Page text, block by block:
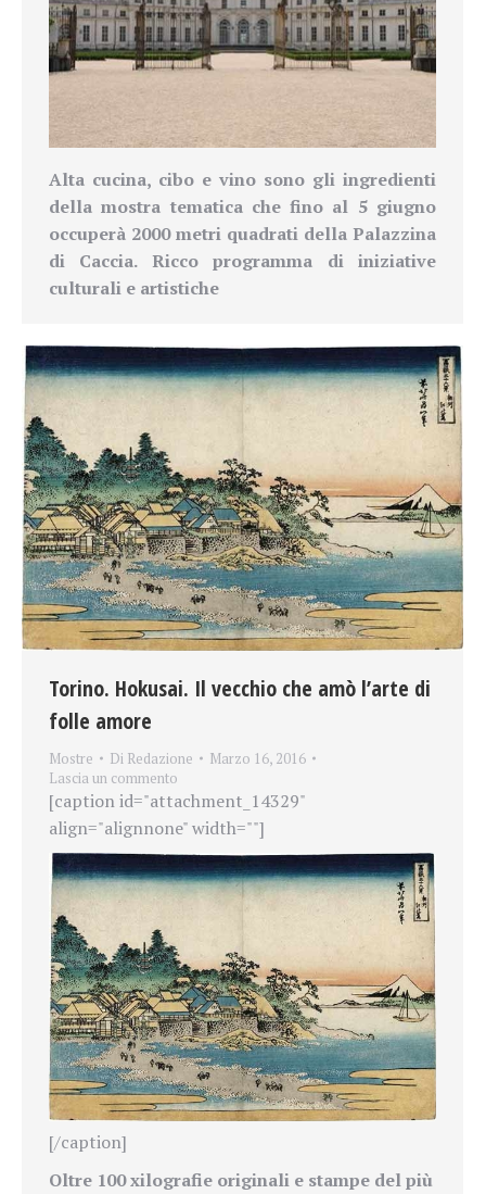
Alta cucina, cibo e vino sono gli ingredienti
della mostra tematica che fino al 5 giugno
occuperà 2000 metri quadrati della Palazzina
di Caccia. Ricco programma di iniziative
culturali e artistiche
Torino. Hokusai. Il vecchio che amò l’arte di
folle amore
Mostre Di Redazione
Marzo 16, 2016
Lascia un commento
[caption id="attachment_14329"
align="alignnone" width=""]
[/caption]
Oltre 100 xilografie originali e stampe del più